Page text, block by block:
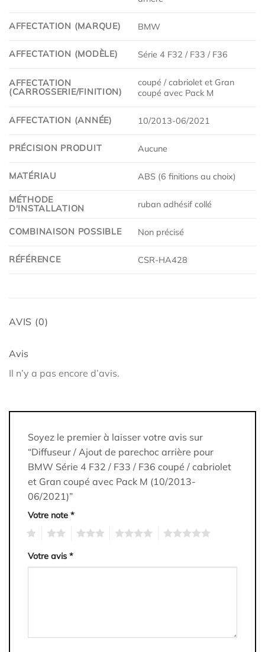
AFFECTATION (MARQUE) BMW
AFFECTATION (MODÈLE) Série 4 F32 / F33 / F36
AFFECTATION
(CARROSSERIE/FINITION)
coupé / cabriolet et Gran
coupé avec Pack M
AFFECTATION (ANNÉE) 10/2013-06/2021
PRÉCISION PRODUIT Aucune
MATÉRIAU ABS (6 finitions au choix)
MÉTHODE
D'INSTALLATION
ruban adhésif collé
COMBINAISON POSSIBLE Non précisé
RÉFÉRENCE CSR-HA428
AVIS (0)
Avis
Il n’y a pas encore d’avis.
Soyez le premier à laisser votre avis sur
“Diffuseur / Ajout de parechoc arrière pour
BMW Série 4 F32 / F33 / F36 coupé / cabriolet
et Gran coupé avec Pack M (10/2013-
06/2021)”
Votre note *
Votre avis *